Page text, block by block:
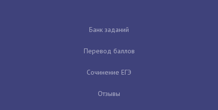
Банк заданий
Перевод баллов
Сочинение ЕГЭ
Отзывы